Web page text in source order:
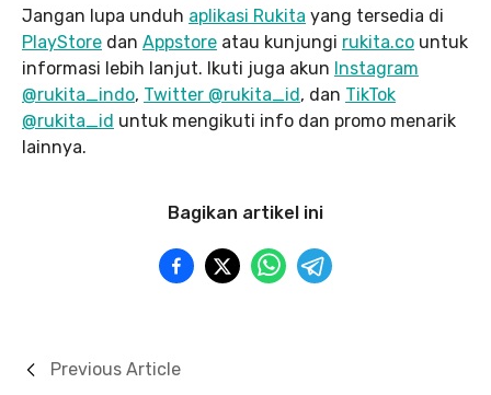
Jangan lupa unduh aplikasi Rukita yang tersedia di
PlayStore dan Appstore atau kunjungi rukita.co untuk
informasi lebih lanjut. Ikuti juga akun Instagram
@rukita_indo, Twitter @rukita_id, dan TikTok
@rukita_id untuk mengikuti info dan promo menarik
lainnya.
Bagikan artikel ini
Previous Article